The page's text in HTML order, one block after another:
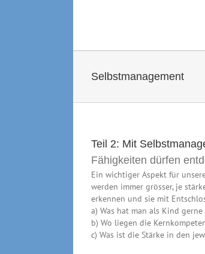
Selbstmanagement
Teil 2: Mit
Fähigkeiten dürfen
Ein wichtiger Aspekt für
werden immer grösser, je
erkennen und sie mit
a) Was hat man als Kind
b) Wo liegen die
c) Was ist die Stärke in den